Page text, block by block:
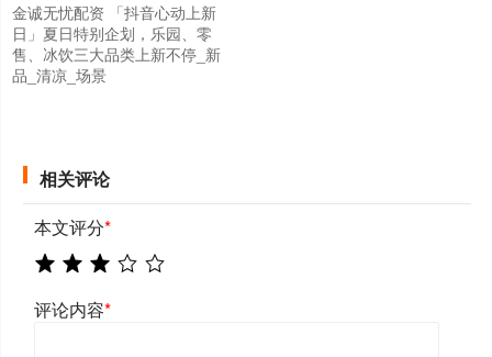
金诚无忧配资 「抖音心动上新
日」夏日特别企划，乐园、零
售、冰饮三大品类上新不停_新
品_清凉_场景
相关评论
本文评分*
评论内容*